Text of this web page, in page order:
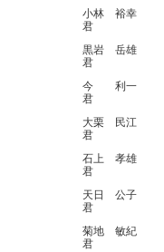
小林 裕幸
君
黒岩 岳雄
君
今 利一
君
大栗 民江
君
石上 孝雄
君
天日 公子
君
菊地 敏紀
君